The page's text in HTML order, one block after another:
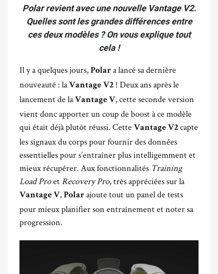
Polar revient avec une nouvelle Vantage V2.
Quelles sont les grandes différences entre
ces deux modèles ? On vous explique tout
cela !
Il y a quelques jours, Polar a lancé sa dernière
nouveauté : la Vantage V2 ! Deux ans après le
lancement de la Vantage V, cette seconde version
vient donc apporter un coup de boost à ce modèle
qui était déjà plutôt réussi. Cette Vantage V2 capte
les signaux du corps pour fournir des données
essentielles pour s’entraîner plus intelligemment et
mieux récupérer. Aux fonctionnalités Training
Load ProetRecovery Pro,très appréciées sur la
Vantage V, Polar ajoute tout un panel de tests
pour mieux planifier son entraînement et noter sa
progression.